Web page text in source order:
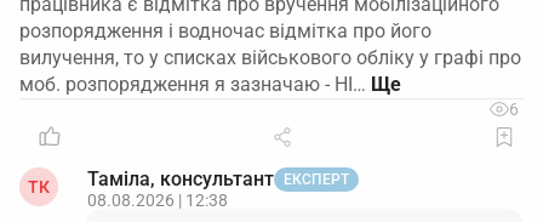
розпорядження і водночас відмітка про його
вилучення, то у списках військового обліку у графі про
моб. розпорядження я зазначаю - НІ…
6
ТК Таміла, консультант ЕКСПЕРТ
08.08.2026 | 12:38